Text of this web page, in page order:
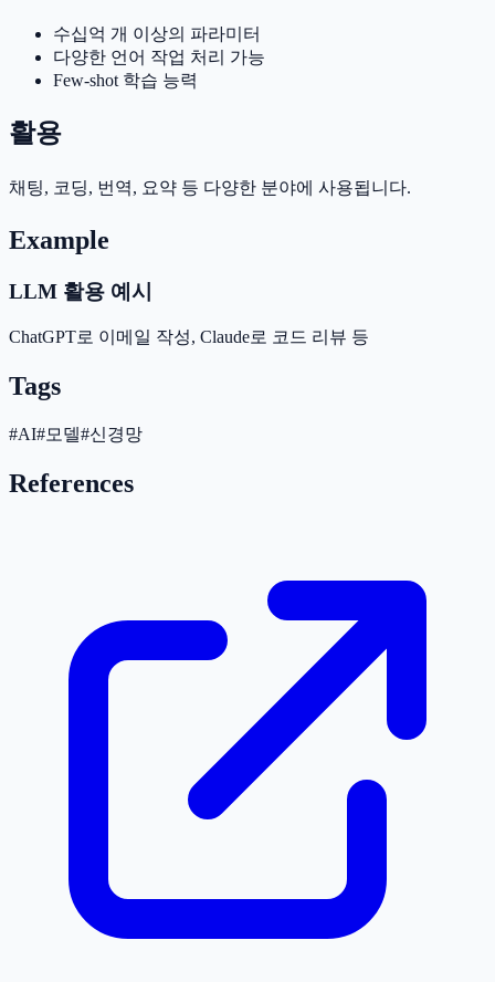
수십억 개 이상의 파라미터
다양한 언어 작업 처리 가능
Few-shot 학습 능력
활용
채팅, 코딩, 번역, 요약 등 다양한 분야에 사용됩니다.
Example
LLM 활용 예시
ChatGPT로 이메일 작성, Claude로 코드 리뷰 등
Tags
#AI#모델#신경망
References